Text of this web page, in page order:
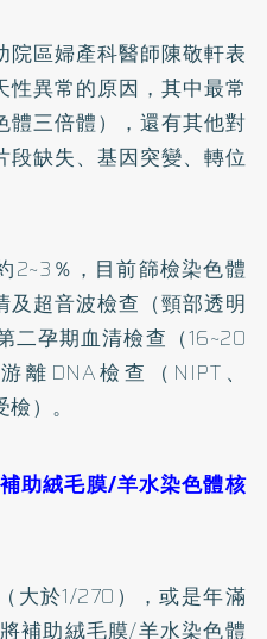
院區婦產科醫師陳敬軒表
異常的原因，其中最常
體三倍體），還有其他對
段缺失、基因突變、轉位
2~3％，目前篩檢染色體
及超音波檢查（頸部透明
二孕期血清檢查（16~20
離DNA檢查（NIPT、
）。
助絨毛膜/羊水染色體核
大於1/270），或是年滿
補助絨毛膜/羊水染色體